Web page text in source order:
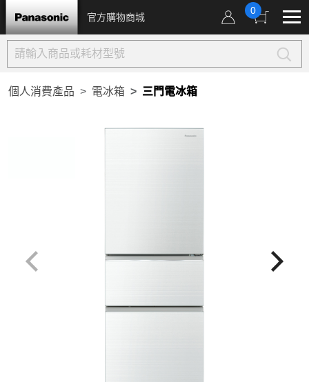
官方購物商城
0
個人消費產品 電冰箱 三門電冰箱